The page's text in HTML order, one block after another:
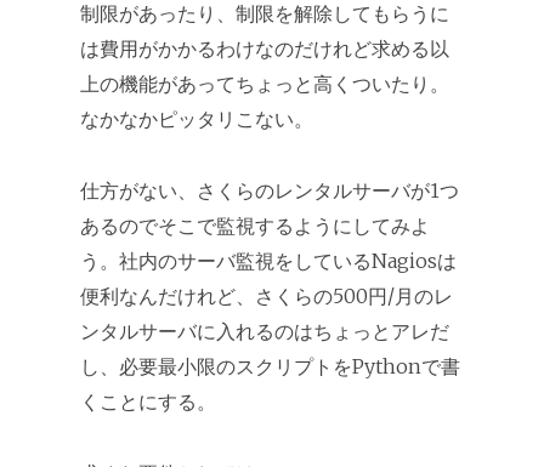
制限があったり、制限を解除してもらうに
は費用がかかるわけなのだけれど求める以
上の機能があってちょっと高くついたり。
なかなかピッタリこない。
仕方がない、さくらのレンタルサーバが1つ
あるのでそこで監視するようにしてみよ
う。社内のサーバ監視をしているNagiosは
便利なんだけれど、さくらの500円/月のレ
ンタルサーバに入れるのはちょっとアレだ
し、必要最小限のスクリプトをPythonで書
くことにする。